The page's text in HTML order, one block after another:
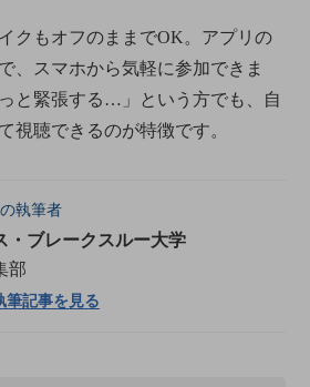
クもオフのままでOK。アプリの
、スマホから気軽に参加できま
と緊張する…」という方でも、自
視聴できるのが特徴です。
執筆者
・ブレークスルー大学
部
筆記事を見る